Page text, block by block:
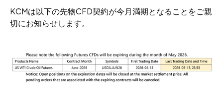
KCMは以下の先物CFD契約が今月満期となることをご親
切にお知らせします。